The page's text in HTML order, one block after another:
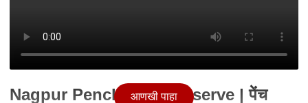
Nagpur Pench Tiger Reserve | पेंच
आणखी पाहा